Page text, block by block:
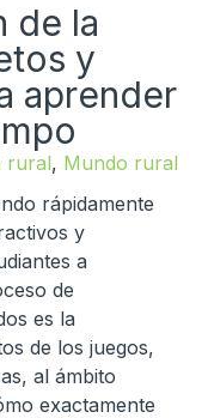
de la
y
aprender
rural, Mundo rural
rápidamente
y
a
de
es la
de los juegos,
al ámbito
exactamente